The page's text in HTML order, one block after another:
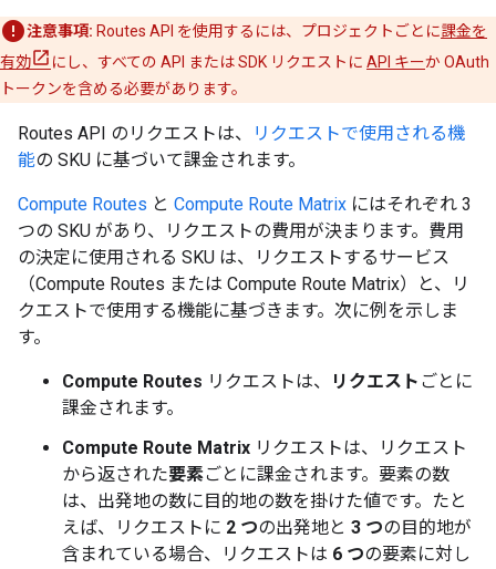
注意事項: Routes API を使用するには、プロジェクトごとに課金を
有効
にし、すべての API または SDK リクエストに API キーか OAuth
トークンを含める必要があります。
Routes API のリクエストは、
リクエストで使用される機
能の SKU に基づいて課金されます。
Compute Routes と Compute Route Matrix にはそれぞれ 3
つの SKU があり、リクエストの費用が決まります。費用
の決定に使用される SKU は、リクエストするサービス
（Compute Routes または Compute Route Matrix）と、リ
クエストで使用する機能に基づきます。次に例を示しま
す。
Compute Routes リクエストは、 リクエスト ごとに
課金されます。
Compute Route Matrix リクエストは、リクエスト
から返された要素ごとに課金されます。要素の数
は、出発地の数に目的地の数を掛けた値です。たと
えば、リクエストに 2 つの出発地と 3 つの目的地が
含まれている場合、リクエストは 6 つの要素に対し